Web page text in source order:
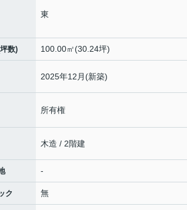
東
数) 100.00㎡(30.24坪)
2025年12月(新築)
所有権
木造 / 2階建
-
ク 無